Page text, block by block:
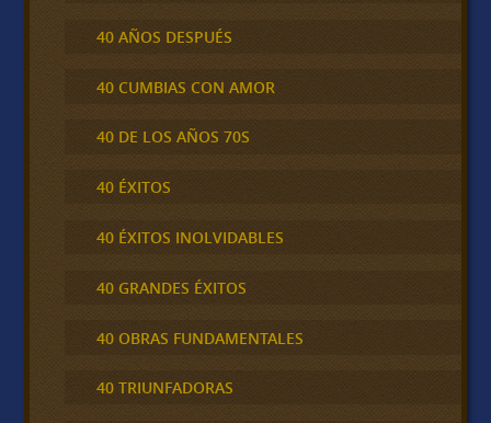
40 AÑOS DESPUÉS
40 CUMBIAS CON AMOR
40 DE LOS AÑOS 70S
40 ÉXITOS
40 ÉXITOS INOLVIDABLES
40 GRANDES ÉXITOS
40 OBRAS FUNDAMENTALES
40 TRIUNFADORAS